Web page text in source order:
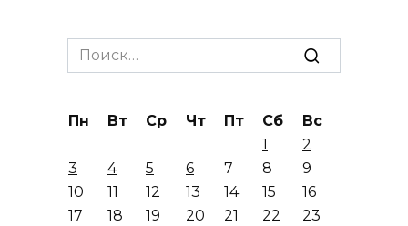
Search
for:
Пн Вт Ср Чт Пт Сб
Вс
1
2
3
4 5 6 7 8
9
10
11 12 13 14 15
16
17
18 19 20 21 22
23